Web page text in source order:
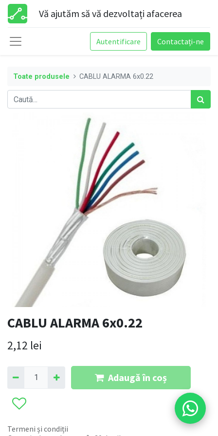
Vă ajutăm să vă dezvoltați afacerea
Autentificare Contactați-ne
Toate produsele CABLU ALARMA 6x0.22
CABLU ALARMA 6x0.22
2,12 lei
Adaugă în coș
Termeni și condiții